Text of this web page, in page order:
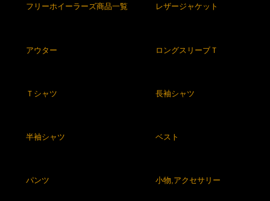
フリーホイーラーズ商品一覧 レザージャケット
アウター ロングスリーブＴ
Ｔシャツ 長袖シャツ
半袖シャツ ベスト
パンツ 小物,アクセサリー